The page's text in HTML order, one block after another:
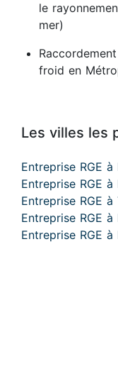
le
mer)
froid en
Les villes les
Entreprise RGE à
Entreprise RGE à
Entreprise RGE à
Entreprise RGE à
Entreprise RGE à